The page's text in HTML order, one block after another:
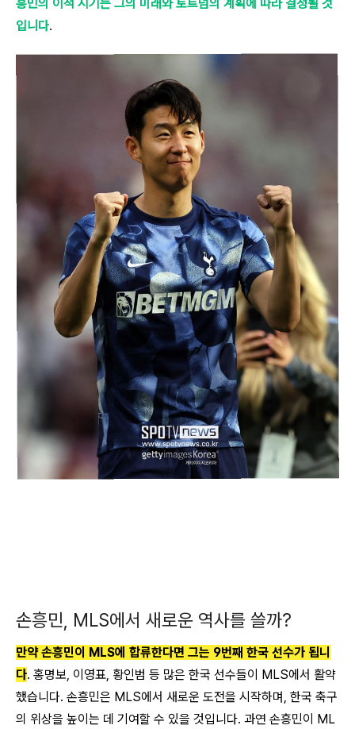
흥민의 이적 시기는 그의 미래와 토트넘의 계획에 따라 결정될 것
입니다.
손흥민, MLS에서 새로운 역사를 쓸까?
만약 손흥민이 MLS에 합류한다면 그는 9번째 한국 선수가 됩니
다. 홍명보, 이영표, 황인범 등 많은 한국 선수들이 MLS에서 활약
했습니다. 손흥민은 MLS에서 새로운 도전을 시작하며, 한국 축구
의 위상을 높이는 데 기여할 수 있을 것입니다. 과연 손흥민이 ML